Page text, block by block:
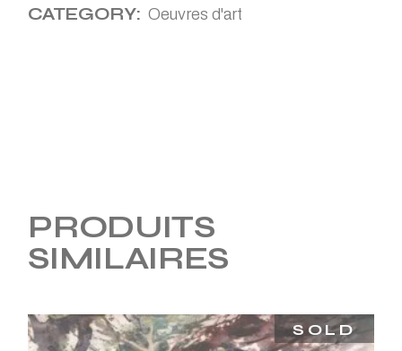
CATEGORY: Oeuvres d'art
PRODUITS
SIMILAIRES
SOLD